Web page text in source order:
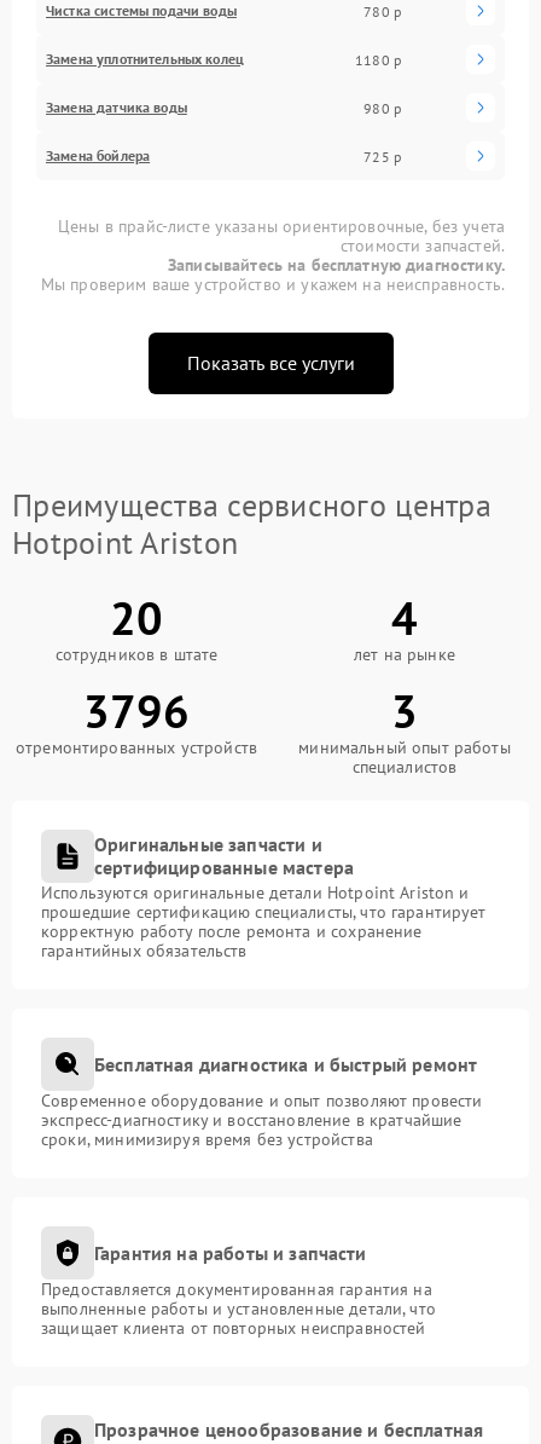
Чистка системы подачи воды 780 р
Замена уплотнительных колец 1180 р
Замена датчика воды 980 р
Замена бойлера 725 р
Цены в прайс-листе указаны ориентировочные, без учета
стоимости запчастей.
Записывайтесь на бесплатную диагностику.
Мы проверим ваше устройство и укажем на неисправность.
Показать все услуги
Преимущества сервисного центра
Hotpoint Ariston
20
сотрудников в штате
4
лет на рынке
3796
отремонтированных устройств
3
минимальный опыт работы
специалистов
Оригинальные запчасти и
сертифицированные мастера
Используются оригинальные детали Hotpoint Ariston и
прошедшие сертификацию специалисты, что гарантирует
корректную работу после ремонта и сохранение
гарантийных обязательств
Бесплатная диагностика и быстрый ремонт
Современное оборудование и опыт позволяют провести
экспресс-диагностику и восстановление в кратчайшие
сроки, минимизируя время без устройства
Гарантия на работы и запчасти
Предоставляется документированная гарантия на
выполненные работы и установленные детали, что
защищает клиента от повторных неисправностей
Прозрачное ценообразование и бесплатная